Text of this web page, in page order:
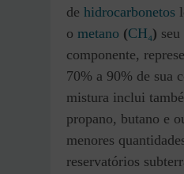
de hidrocarbonetos
o metano (CH₄)
componente,
70% a 90% de sua
mistura inclui
propano, butano e
menores
reservatórios